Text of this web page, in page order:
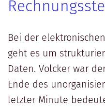
Bei der
geht es um
Daten. Volcker war
Ende des
letzter Minute